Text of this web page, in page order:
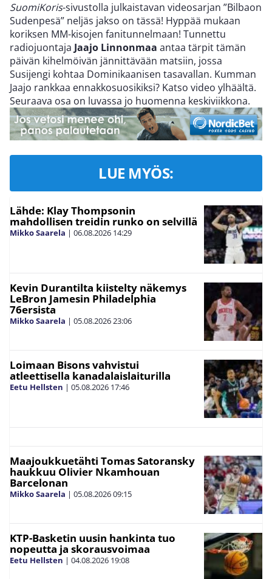
SuomiKoris-sivustolla julkaistavan videosarjan ”Bilbaon
Sudenpesä” neljäs jakso on tässä! Hyppää mukaan
koriksen MM-kisojen fanitunnelmaan! Tunnettu
radiojuontaja Jaajo Linnonmaa antaa tärpit tämän
päivän kihelmöivän jännittävään matsiin, jossa
Susijengi kohtaa Dominikaanisen tasavallan. Kumman
Jaajo rankkaa ennakkosuosikiksi? Katso video ylhäältä.
Seuraava osa on luvassa jo huomenna keskiviikkona.
LUE MYÖS:
Lähde: Klay Thompsonin
mahdollisen treidin runko on selvillä
Mikko Saarela | 06.08.2026 14:29
Kevin Durantilta kiistelty näkemys
LeBron Jamesin Philadelphia
76ersista
Mikko Saarela | 05.08.202623:06
Loimaan Bisons vahvistui
atleettisella kanadalaislaiturilla
Eetu Hellsten | 05.08.2026 17:46
Maajoukkuetähti Tomas Satoransky
haukkuu Olivier Nkamhouan
Barcelonan
Mikko Saarela | 05.08.202609:15
KTP-Basketin uusin hankinta tuo
nopeutta ja skorausvoimaa
Eetu Hellsten | 04.08.2026 19:08